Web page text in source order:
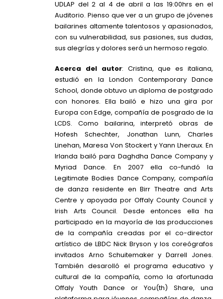
UDLAP del 2 al 4 de abril a las 19:00hrs en el
Auditorio. Pienso que ver a un grupo de jóvenes
bailarines altamente talentosos y apasionados,
con su vulnerabilidad, sus pasiones, sus dudas,
sus alegrías y dolores será un hermoso regalo.
Acerca del autor: Cristina, que es italiana,
estudió en la London Contemporary Dance
School, donde obtuvo un diploma de postgrado
con honores. Ella bailó e hizo una gira por
Europa con Edge, compañía de posgrado de la
LCDS. Como bailarina, interpretó obras de
Hofesh Schechter, Jonathan Lunn, Charles
Linehan, Maresa Von Stockert y Yann Lheraux. En
Irlanda bailó para Daghdha Dance Company y
Myriad Dance. En 2007 ella co-fundó la
Legitimate Bodies Dance Company, compañía
de danza residente en Birr Theatre and Arts
Centre y apoyada por Offaly County Council y
Irish Arts Council. Desde entonces ella ha
participado en la mayoría de las producciones
de la compañía creadas por el co-director
artístico de LBDC Nick Bryson y los coreógrafos
invitados Arno Schuitemaker y Darrell Jones.
También desarolló el programa educativo y
cultural de la compañía, como la afortunada
Offaly Youth Dance or You(th) Share, una